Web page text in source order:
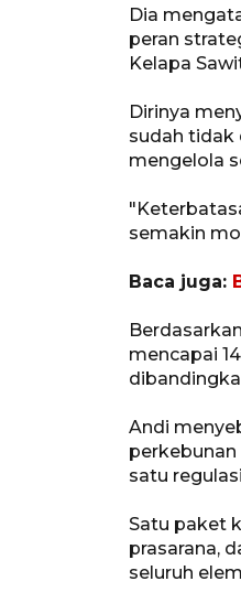
Dia
peran
Kelapa
Dirinya
sudah tidak
mengelola
semakin
Baca juga:
mencapai
Andi
satu
Satu paket
prasarana,
seluruh